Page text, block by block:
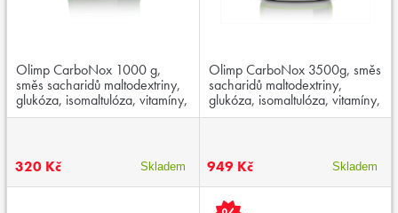
Olimp CarboNox 1000 g,
směs sacharidů maltodextriny,
glukóza, isomaltulóza, vitamíny,
minerály a L-arginin
320 Kč Skladem
Olimp CarboNox 3500g, směs
sacharidů maltodextriny,
glukóza, isomaltulóza, vitamíny,
minerály a L-arginin
949 Kč Skladem